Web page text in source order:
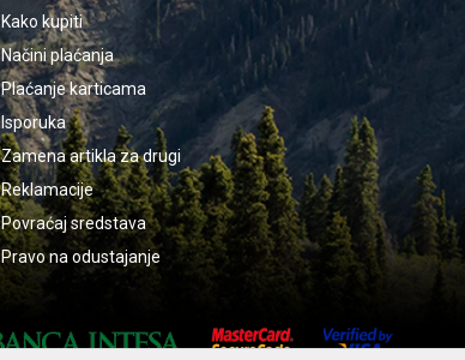
Kako kupiti
Načini plaćanja
Plaćanje karticama
Isporuka
Zamena artikla za drugi
Reklamacije
Povraćaj sredstava
Pravo na odustajanje